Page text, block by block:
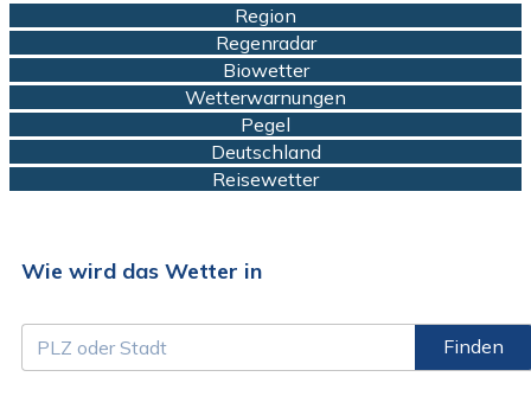
Region
Regenradar
Biowetter
Wetterwarnungen
Pegel
Deutschland
Reisewetter
Wie wird das Wetter in
Finden